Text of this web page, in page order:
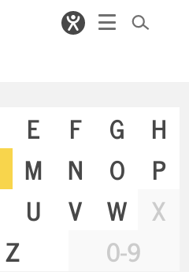
E F G
H
M N O
P
U V W
X
Z 0-9